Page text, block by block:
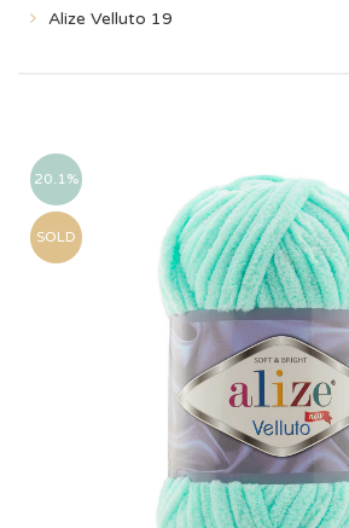
Alize Velluto 19
20.1%
SOLD